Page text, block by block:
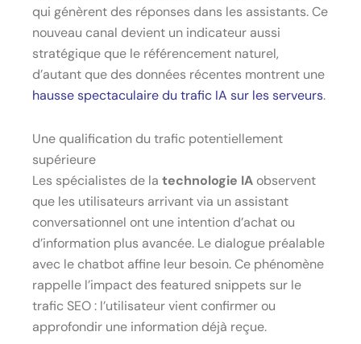
qui génèrent des réponses dans les assistants. Ce
nouveau canal devient un indicateur aussi
stratégique que le référencement naturel,
d’autant que des données récentes montrent une
hausse spectaculaire du trafic IA sur les serveurs.
Une qualification du trafic potentiellement
supérieure
Les spécialistes de la technologie IA observent
que les utilisateurs arrivant via un assistant
conversationnel ont une intention d’achat ou
d’information plus avancée. Le dialogue préalable
avec le chatbot affine leur besoin. Ce phénomène
rappelle l’impact des featured snippets sur le
trafic SEO : l’utilisateur vient confirmer ou
approfondir une information déjà reçue.